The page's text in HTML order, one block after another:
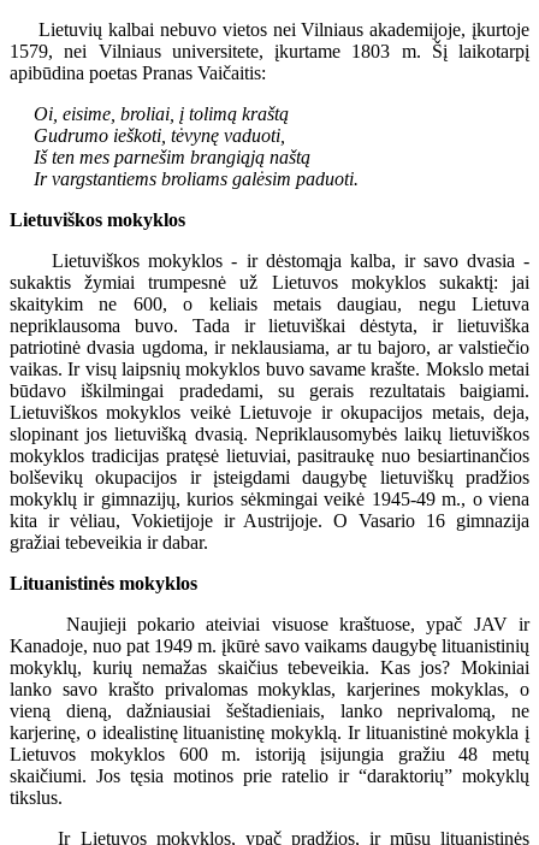
Lietuvių kalbai nebuvo vietos nei Vilniaus akademijoje, įkurtoje
1579, nei Vilniaus universitete, įkurtame 1803 m. Šį laikotarpį
apibūdina poetas Pranas Vaičaitis:
Oi, eisime, broliai, į tolimą kraštą
Gudrumo ieškoti, tėvynę vaduoti,
Iš ten mes parnešim brangiąją naštą
Ir vargstantiems broliams galėsim paduoti.
Lietuviškos mokyklos
Lietuviškos mokyklos - ir dėstomąja kalba, ir savo dvasia -
sukaktis žymiai trumpesnė už Lietuvos mokyklos sukaktį: jai
skaitykim ne 600, o keliais metais daugiau, negu Lietuva
nepriklausoma buvo. Tada ir lietuviškai dėstyta, ir lietuviška
patriotinė dvasia ugdoma, ir neklausiama, ar tu bajoro, ar valstiečio
vaikas. Ir visų laipsnių mokyklos buvo savame krašte. Mokslo metai
būdavo iškilmingai pradedami, su gerais rezultatais baigiami.
Lietuviškos mokyklos veikė Lietuvoje ir okupacijos metais, deja,
slopinant jos lietuvišką dvasią. Nepriklausomybės laikų lietuviškos
mokyklos tradicijas pratęsė lietuviai, pasitraukę nuo besiartinančios
bolševikų okupacijos ir įsteigdami daugybę lietuviškų pradžios
mokyklų ir gimnazijų, kurios sėkmingai veikė 1945-49 m., o viena
kita ir vėliau, Vokietijoje ir Austrijoje. O Vasario 16 gimnazija
gražiai tebeveikia ir dabar.
Lituanistinės mokyklos
Naujieji pokario ateiviai visuose kraštuose, ypač JAV ir
Kanadoje, nuo pat 1949 m. įkūrė savo vaikams daugybę lituanistinių
mokyklų, kurių nemažas skaičius tebeveikia. Kas jos? Mokiniai
lanko savo krašto privalomas mokyklas, karjerines mokyklas, o
vieną dieną, dažniausiai šeštadieniais, lanko neprivalomą, ne
karjerinę, o idealistinę lituanistinę mokyklą. Ir lituanistinė mokykla į
Lietuvos mokyklos 600 m. istoriją įsijungia gražiu 48 metų
skaičiumi. Jos tęsia motinos prie ratelio ir “daraktorių” mokyklų
tikslus.
Ir Lietuvos mokyklos, ypač pradžios, ir mūsų lituanistinės